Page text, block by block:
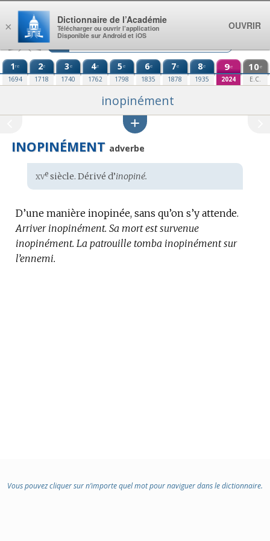
Aller au contenu
1re
1694
2e
1718
3e
1740
4e
1762
5e
1798
6e
1835
7e
1878
8e
1935
9e
2024
10e
E.C.
inopinément
INOPINÉMENT adverbe
Étymologie
:
xvesiècle. Dérivé d’inopiné.
D’une manière inopinée, sans qu’on s’y attende.
Arriver inopinément. Sa mort est survenue
inopinément. La patrouille tomba inopinément sur
l’ennemi.
Vous pouvez cliquer sur n’importe quel mot pour naviguer dans le dictionnaire.
×
Dictionnaire de l’Académie
Télécharger ou ouvrir l’application
Disponible sur Android et iOS
OUVRIR